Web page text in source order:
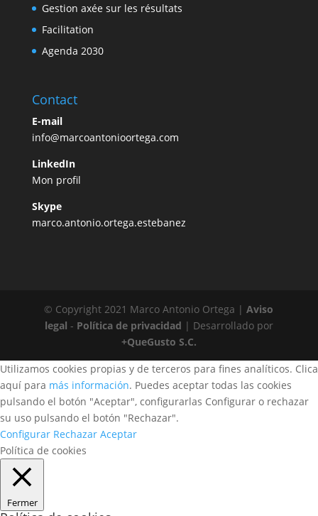
Gestion axée sur les résultats
Facilitation
Agenda 2030
Contact
E-mail
info@marcoantonioortega.com
LinkedIn
Mon profil
Skype
marco.antonio.ortega.estebanez
© Copyright 2021 Marco Antonio Ortega |Aviso
legal - Política de privacidad | Desarrollado por
+QueGusto S.C.
Utilizamos cookies propias y de terceros para fines analíticos. Clica
aquí para más información. Puedes aceptar todas las cookies
pulsando el botón "Aceptar", configurarlas Configurar o rechazar
su uso pulsando el botón "Rechazar".
Configurar Rechazar Aceptar
Política de cookies
Fermer